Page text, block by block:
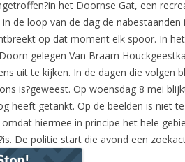
het Doornse Gat, een
de loop van de dag de
op dat moment elk spoor. In
gelegen Van Braam
uit te kijken. In de dagen die
is?geweest. Op woensdag 8 mei
heeft getankt. Op de beelden is
hiermee in principe het hele
De politie start die avond een